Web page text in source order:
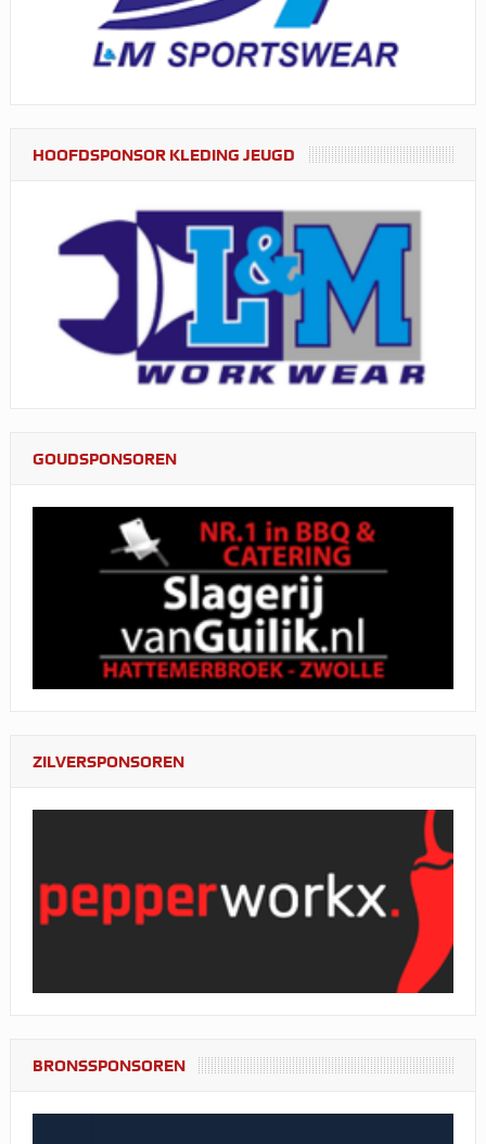
HOOFDSPONSOR KLEDING JEUGD
GOUDSPONSOREN
ZILVERSPONSOREN
BRONSSPONSOREN